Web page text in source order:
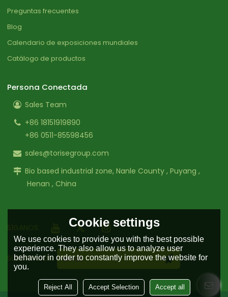
Preguntas frecuentes
Blog
Calendario de exposiciones mundiales
Catálogo de productos
Persona Conectada
Sales Team
+86 18151919890
+86 0511-85598456
sales@torisegroup.com
Bio based industrial zone, Nanle County , Puyang ,
Henan , China
SUSCRIPCIÓN
Cookie settings
We use cookies to provide you with the best possible
experience. They also allow us to analyze user
behavior in order to constantly improve the website for
you.
Reject All Accept Selection Accept all